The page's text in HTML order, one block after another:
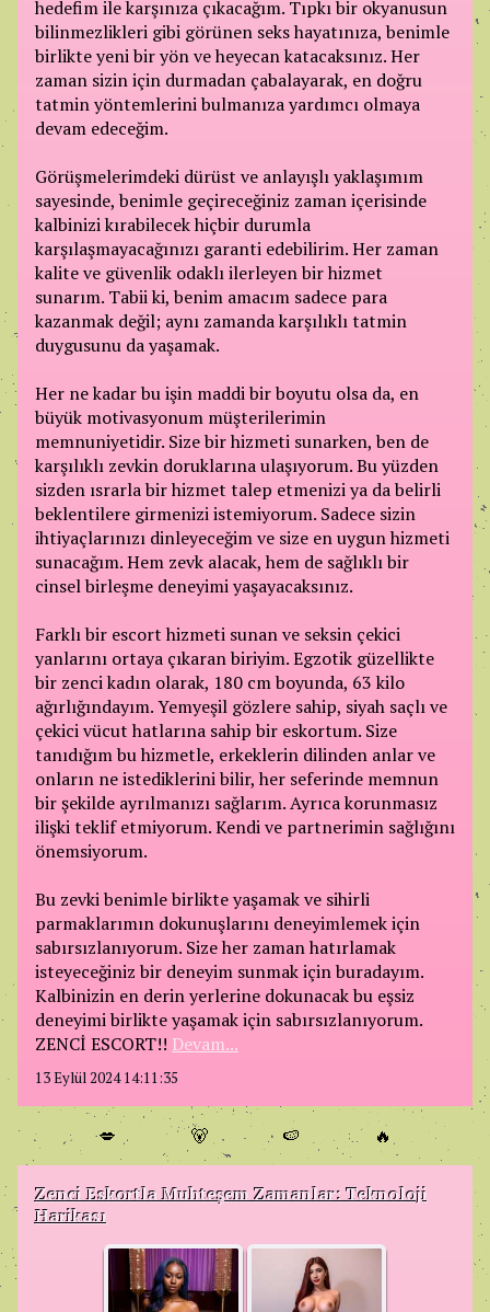
hedefim ile karşınıza çıkacağım. Tıpkı bir okyanusun
bilinmezlikleri gibi görünen seks hayatınıza, benimle
birlikte yeni bir yön ve heyecan katacaksınız. Her
zaman sizin için durmadan çabalayarak, en doğru
tatmin yöntemlerini bulmanıza yardımcı olmaya
devam edeceğim.
Görüşmelerimdeki dürüst ve anlayışlı yaklaşımım
sayesinde, benimle geçireceğiniz zaman içerisinde
kalbinizi kırabilecek hiçbir durumla
karşılaşmayacağınızı garanti edebilirim. Her zaman
kalite ve güvenlik odaklı ilerleyen bir hizmet
sunarım. Tabii ki, benim amacım sadece para
kazanmak değil; aynı zamanda karşılıklı tatmin
duygusunu da yaşamak.
Her ne kadar bu işin maddi bir boyutu olsa da, en
büyük motivasyonum müşterilerimin
memnuniyetidir. Size bir hizmeti sunarken, ben de
karşılıklı zevkin doruklarına ulaşıyorum. Bu yüzden
sizden ısrarla bir hizmet talep etmenizi ya da belirli
beklentilere girmenizi istemiyorum. Sadece sizin
ihtiyaçlarınızı dinleyeceğim ve size en uygun hizmeti
sunacağım. Hem zevk alacak, hem de sağlıklı bir
cinsel birleşme deneyimi yaşayacaksınız.
Farklı bir escort hizmeti sunan ve seksin çekici
yanlarını ortaya çıkaran biriyim. Egzotik güzellikte
bir zenci kadın olarak, 180 cm boyunda, 63 kilo
ağırlığındayım. Yemyeşil gözlere sahip, siyah saçlı ve
çekici vücut hatlarına sahip bir eskortum. Size
tanıdığım bu hizmetle, erkeklerin dilinden anlar ve
onların ne istediklerini bilir, her seferinde memnun
bir şekilde ayrılmanızı sağlarım. Ayrıca korunmasız
ilişki teklif etmiyorum. Kendi ve partnerimin sağlığını
önemsiyorum.
Bu zevki benimle birlikte yaşamak ve sihirli
parmaklarımın dokunuşlarını deneyimlemek için
sabırsızlanıyorum. Size her zaman hatırlamak
isteyeceğiniz bir deneyim sunmak için buradayım.
Kalbinizin en derin yerlerine dokunacak bu eşsiz
deneyimi birlikte yaşamak için sabırsızlanıyorum.
ZENCİ ESCORT!! Devam...
13 Eylül 2024 14:11:35
💋 🐻 🍉 🔥
Zenci Eskortla Muhteşem Zamanlar: Teknoloji
Harikası